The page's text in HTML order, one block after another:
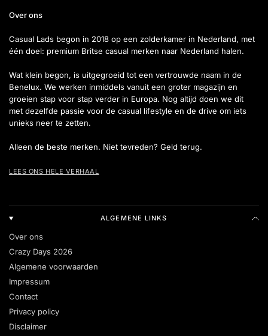
Over ons
Casual Lads begon in 2018 op een zolderkamer in Nederland, met
één doel: premium Britse casual merken naar Nederland halen.
Wat klein begon, is uitgegroeid tot een vertrouwde naam in de
Benelux. We werken inmiddels vanuit een groter magazijn en
groeien stap voor stap verder in Europa. Nog altijd doen we dit
met dezelfde passie voor de casual lifestyle en de drive om iets
unieks neer te zetten.
Alleen de beste merken. Niet tevreden? Geld terug.
LEES ONS HELE VERHAAL
ALGEMENE LINKS
Over ons
Crazy Days 2026
Algemene voorwaarden
Impressum
Contact
Privacy policy
Disclaimer